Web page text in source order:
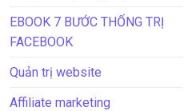
EBOOK 7 BƯỚC THỐNG TRỊ
FACEBOOK
Quản trị website
Affiliate marketing